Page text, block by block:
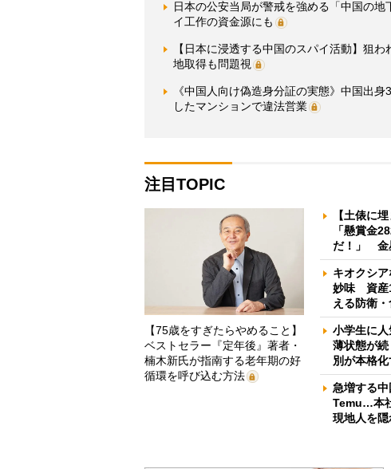
日本の公安当局が警戒を強める「中国の
イ工作の資金源にも
【日本に浸透する中国のスパイ活動】狙
地取得も問題視
《中国人向け偽造身分証の実態》中国出
したマンションで違法営業
注目TOPIC
【75歳をすぎたらやめること】
ベストセラー『定年後』著者・
楠木新氏が指南する老年期の好
循環を呼び込む方法
【土俵に
「懸賞金
だ！」 金
キオクシ
妙味 資産
える防衛
小学生に
薄状態が
別が本格化
急増する
Temu…本
現地人を